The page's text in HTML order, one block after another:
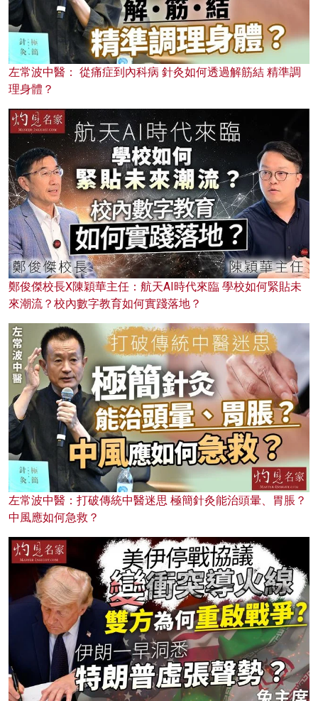
左常波中醫： 從痛症到內科病 針灸如何透過解筋結 精準調
理身體？
鄭俊傑校長X陳穎華主任：航天AI時代來臨 學校如何緊貼未
來潮流？校內數字教育如何實踐落地？
左常波中醫：打破傳統中醫迷思 極簡針灸能治頭暈、胃脹？
中風應如何急救？